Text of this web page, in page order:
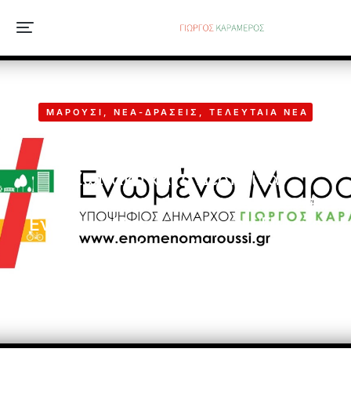
ΜΑΡΟΎΣΙ , ΝΈΑ-ΔΡΆΣΕΙΣ , ΤΕΛΕΥΤΑΊΑ ΝΈΑ
Ζωϊτάκη και η Δέσποινα
Τασιοπούλου υποψήφιες με το #
Ενωμένο Μαρούσι και τον Γιώργο
Καραμέρο